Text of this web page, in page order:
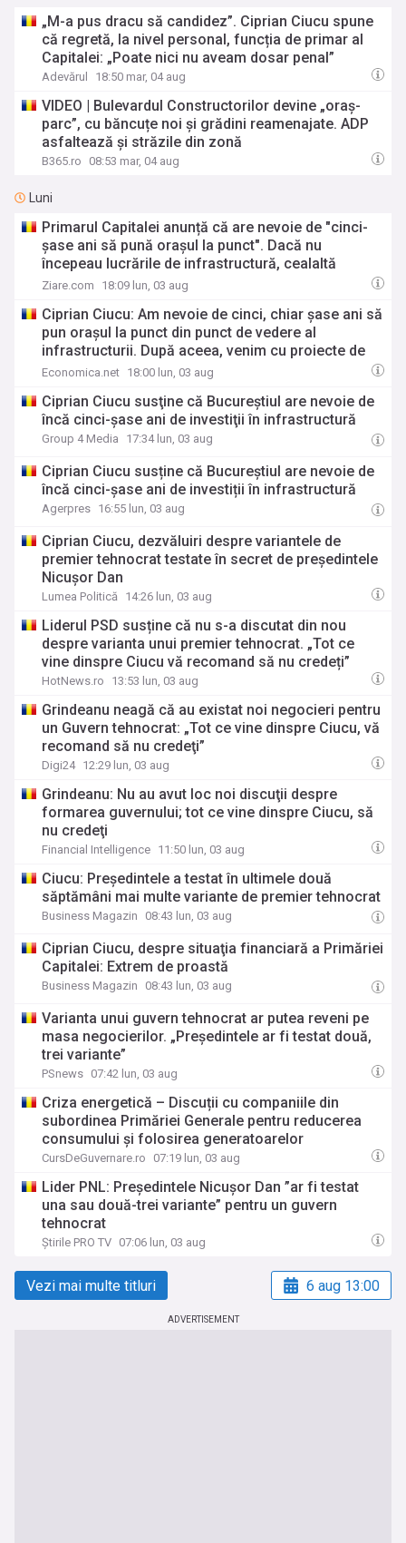
„M-a pus dracu să candidez”. Ciprian Ciucu spune
că regretă, la nivel personal, funcția de primar al
Capitalei: „Poate nici nu aveam dosar penal”
Adevărul 18:50 mar, 04 aug
VIDEO | Bulevardul Constructorilor devine „oraș-
parc”, cu băncuțe noi și grădini reamenajate. ADP
asfaltează și străzile din zonă
B365.ro 08:53 mar, 04 aug
Luni
Primarul Capitalei anunță că are nevoie de "cinci-
șase ani să pună orașul la punct". Dacă nu
începeau lucrările de infrastructură, cealaltă
variantă era "să nu facem nimic"
Ziare.com 18:09 lun, 03 aug
Ciprian Ciucu: Am nevoie de cinci, chiar şase ani să
pun oraşul la punct din punct de vedere al
infrastructurii. După aceea, venim cu proiecte de
regenerare urbană
Economica.net 18:00 lun, 03 aug
Ciprian Ciucu susţine că Bucureştiul are nevoie de
încă cinci-şase ani de investiţii în infrastructură
Group 4 Media 17:34 lun, 03 aug
Ciprian Ciucu susține că Bucureștiul are nevoie de
încă cinci-șase ani de investiții în infrastructură
Agerpres 16:55 lun, 03 aug
Ciprian Ciucu, dezvăluiri despre variantele de
premier tehnocrat testate în secret de președintele
Nicușor Dan
Lumea Politică 14:26 lun, 03 aug
Liderul PSD susține că nu s-a discutat din nou
despre varianta unui premier tehnocrat. „Tot ce
vine dinspre Ciucu vă recomand să nu credeți”
HotNews.ro 13:53 lun, 03 aug
Grindeanu neagă că au existat noi negocieri pentru
un Guvern tehnocrat: „Tot ce vine dinspre Ciucu, vă
recomand să nu credeţi”
Digi24 12:29 lun, 03 aug
Grindeanu: Nu au avut loc noi discuţii despre
formarea guvernului; tot ce vine dinspre Ciucu, să
nu credeţi
Financial Intelligence 11:50 lun, 03 aug
Ciucu: Preşedintele a testat în ultimele două
săptămâni mai multe variante de premier tehnocrat
Business Magazin 08:43 lun, 03 aug
Ciprian Ciucu, despre situaţia financiară a Primăriei
Capitalei: Extrem de proastă
Business Magazin 08:43 lun, 03 aug
Varianta unui guvern tehnocrat ar putea reveni pe
masa negocierilor. „Președintele ar fi testat două,
trei variante”
PSnews 07:42 lun, 03 aug
Criza energetică – Discuții cu companiile din
subordinea Primăriei Generale pentru reducerea
consumului și folosirea generatoarelor
CursDeGuvernare.ro 07:19 lun, 03 aug
Lider PNL: Președintele Nicușor Dan ”ar fi testat
una sau două-trei variante” pentru un guvern
tehnocrat
Știrile PRO TV 07:06 lun, 03 aug
Vezi mai multe titluri 6 aug 13:00
ADVERTISEMENT